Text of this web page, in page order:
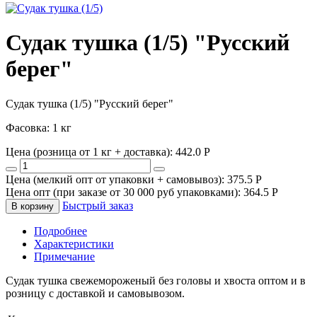
Судак тушка (1/5) "Русский
берег"
Судак тушка (1/5) "Русский берег"
Фасовка: 1 кг
Цена (розница от 1 кг + доставка): 442.0 P
Цена (мелкий опт от упаковки + самовывоз): 375.5 P
Цена опт (при заказе от 30 000 руб упаковками): 364.5 P
В корзину Быстрый заказ
Подробнее
Характеристики
Примечание
Судак тушка свежемороженый без головы и хвоста оптом и в
розницу с доставкой и самовывозом.